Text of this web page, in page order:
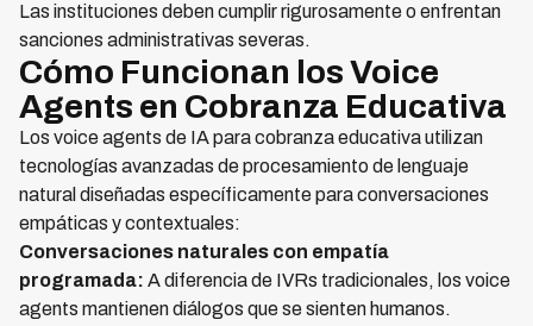
Las instituciones deben cumplir rigurosamente o enfrentan
sanciones administrativas severas.
Cómo Funcionan los Voice
Agents en Cobranza Educativa
Los voice agents de IA para cobranza educativa utilizan
tecnologías avanzadas de procesamiento de lenguaje
natural diseñadas específicamente para conversaciones
empáticas y contextuales:
Conversaciones naturales con empatía
programada: A diferencia de IVRs tradicionales, los voice
agents mantienen diálogos que se sienten humanos.